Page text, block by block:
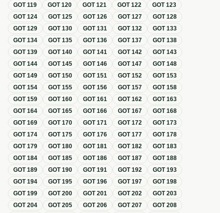
GOT119 GOT120 GOT121 GOT122 GOT123
GOT124 GOT125 GOT126 GOT127 GOT128
GOT129 GOT130 GOT131 GOT132 GOT133
GOT134 GOT135 GOT136 GOT137 GOT138
GOT139 GOT140 GOT141 GOT142 GOT143
GOT144 GOT145 GOT146 GOT147 GOT148
GOT149 GOT150 GOT151 GOT152 GOT153
GOT154 GOT155 GOT156 GOT157 GOT158
GOT159 GOT160 GOT161 GOT162 GOT163
GOT164 GOT165 GOT166 GOT167 GOT168
GOT169 GOT170 GOT171 GOT172 GOT173
GOT174 GOT175 GOT176 GOT177 GOT178
GOT179 GOT180 GOT181 GOT182 GOT183
GOT184 GOT185 GOT186 GOT187 GOT188
GOT189 GOT190 GOT191 GOT192 GOT193
GOT194 GOT195 GOT196 GOT197 GOT198
GOT199 GOT200 GOT201 GOT202 GOT203
GOT204 GOT205 GOT206 GOT207 GOT208